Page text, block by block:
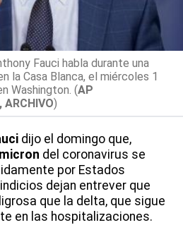
Fauci habla durante una
la Casa Blanca, el miércoles 1
Washington. (AP
)
dijo el domingo que,
del coronavirus se
por Estados
dejan entrever que
que la delta, que sigue
en las hospitalizaciones.